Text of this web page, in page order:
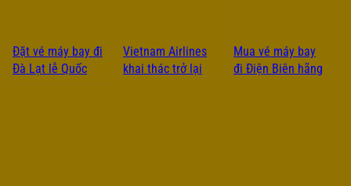
Đặt vé máy bay đi
Đà Lạt lễ Quốc
Vietnam Airlines
khai thác trở lại
Mua vé máy bay
đi Điện Biên hãng